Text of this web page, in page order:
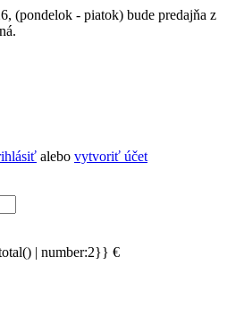
(pondelok - piatok) bude predajňa z
alebo vytvoriť účet
| number:2}} €